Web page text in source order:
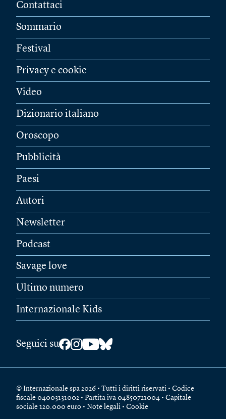
Contattaci
Sommario
Festival
Privacy e cookie
Video
Dizionario italiano
Oroscopo
Pubblicità
Paesi
Autori
Newsletter
Podcast
Savage love
Ultimo numero
Internazionale Kids
Seguici su
© Internazionale spa 2026 • Tutti i diritti riservati • Codice
fiscale 04003131002 • Partita iva 04850721004 • Capitale
sociale 120.000 euro • Note legali • Cookie